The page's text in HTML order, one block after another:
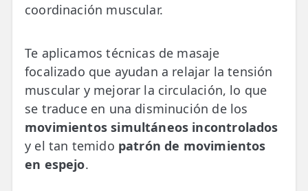
coordinación muscular.
Te aplicamos técnicas de masaje
focalizado que ayudan a relajar la tensión
muscular y mejorar la circulación, lo que
se traduce en una disminución de los
movimientos simultáneos incontrolados
y el tan temido patrón de movimientos
en espejo.